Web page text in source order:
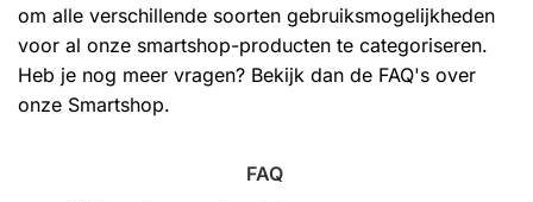
om alle verschillende soorten gebruiksmogelijkheden
voor al onze smartshop-producten te categoriseren.
Heb je nog meer vragen? Bekijk dan de FAQ's over
onze Smartshop.
FAQ